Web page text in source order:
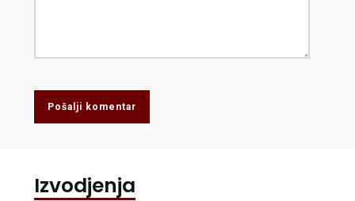
Pošalji komentar
Izvodjenja